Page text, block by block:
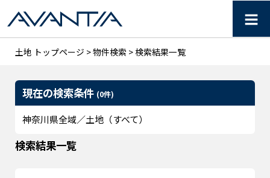
【AVANTIA】神奈川県の≡
土地 トップページ >物件検索 > 検索結果一覧
現在の検索条件 (0件)
神奈川県全域／土地（すべて）
検索結果一覧